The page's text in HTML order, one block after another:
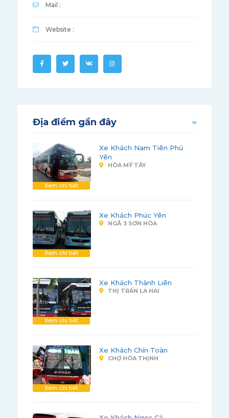
Mail :
Website :
Địa điểm gần đây
Xem chi tiết
Xe Khách Nam Tiên Phú
Yên
HÒA MỸ TÂY
Xem chi tiết
Xe Khách Phúc Yên
NGÃ 3 SƠN HÒA
Xem chi tiết
Xe Khách Thành Liên
THỊ TRẤN LA HAI
Xem chi tiết
Xe Khách Chín Toàn
CHỢ HÒA THỊNH